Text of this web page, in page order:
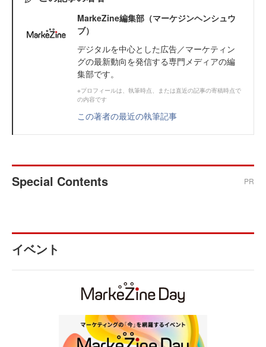
MarkeZine編集部（マーケジンヘンシュウ
ブ）
デジタルを中心とした広告／マーケティン
グの最新動向を発信する専門メディアの編
集部です。
※プロフィールは、執筆時点、または直近の記事の寄稿時点で
の内容です
この著者の最近の執筆記事
Special Contents PR
イベント